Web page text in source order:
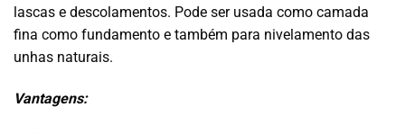
lascas e descolamentos. Pode ser usada como camada
fina como fundamento e também para nivelamento das
unhas naturais.
Vantagens: